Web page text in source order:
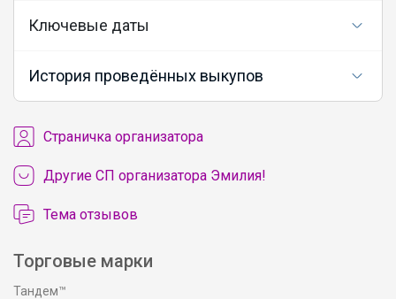
Ключевые даты
История проведённых выкупов
Cтраничка организатора
Другие СП организатора Эмилия!
Тема отзывов
Торговые марки
Тандем™